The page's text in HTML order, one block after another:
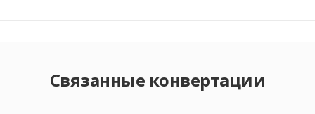
Связанные конвертации